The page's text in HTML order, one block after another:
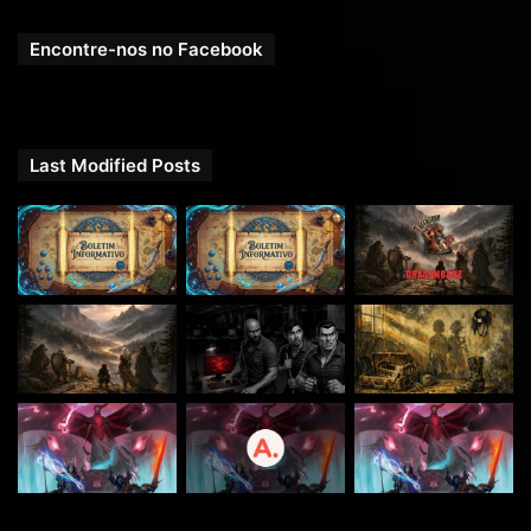
20
O RPG Next agora tem um grupo oficial noTelegram!
Venha trocar ideias, compartilhar suas aventuras e se
conectar com outros jogadores apaixonados por RPG.
Encontre-nos no Facebook
Last Modified Posts